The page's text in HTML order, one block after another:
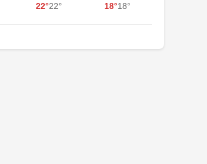
22°22° 18°18°